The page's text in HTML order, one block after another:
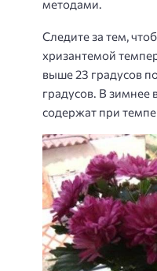
методами.
Следите за тем,
хризантемой
выше 23 градусов
градусов. В зимнее
содержат при